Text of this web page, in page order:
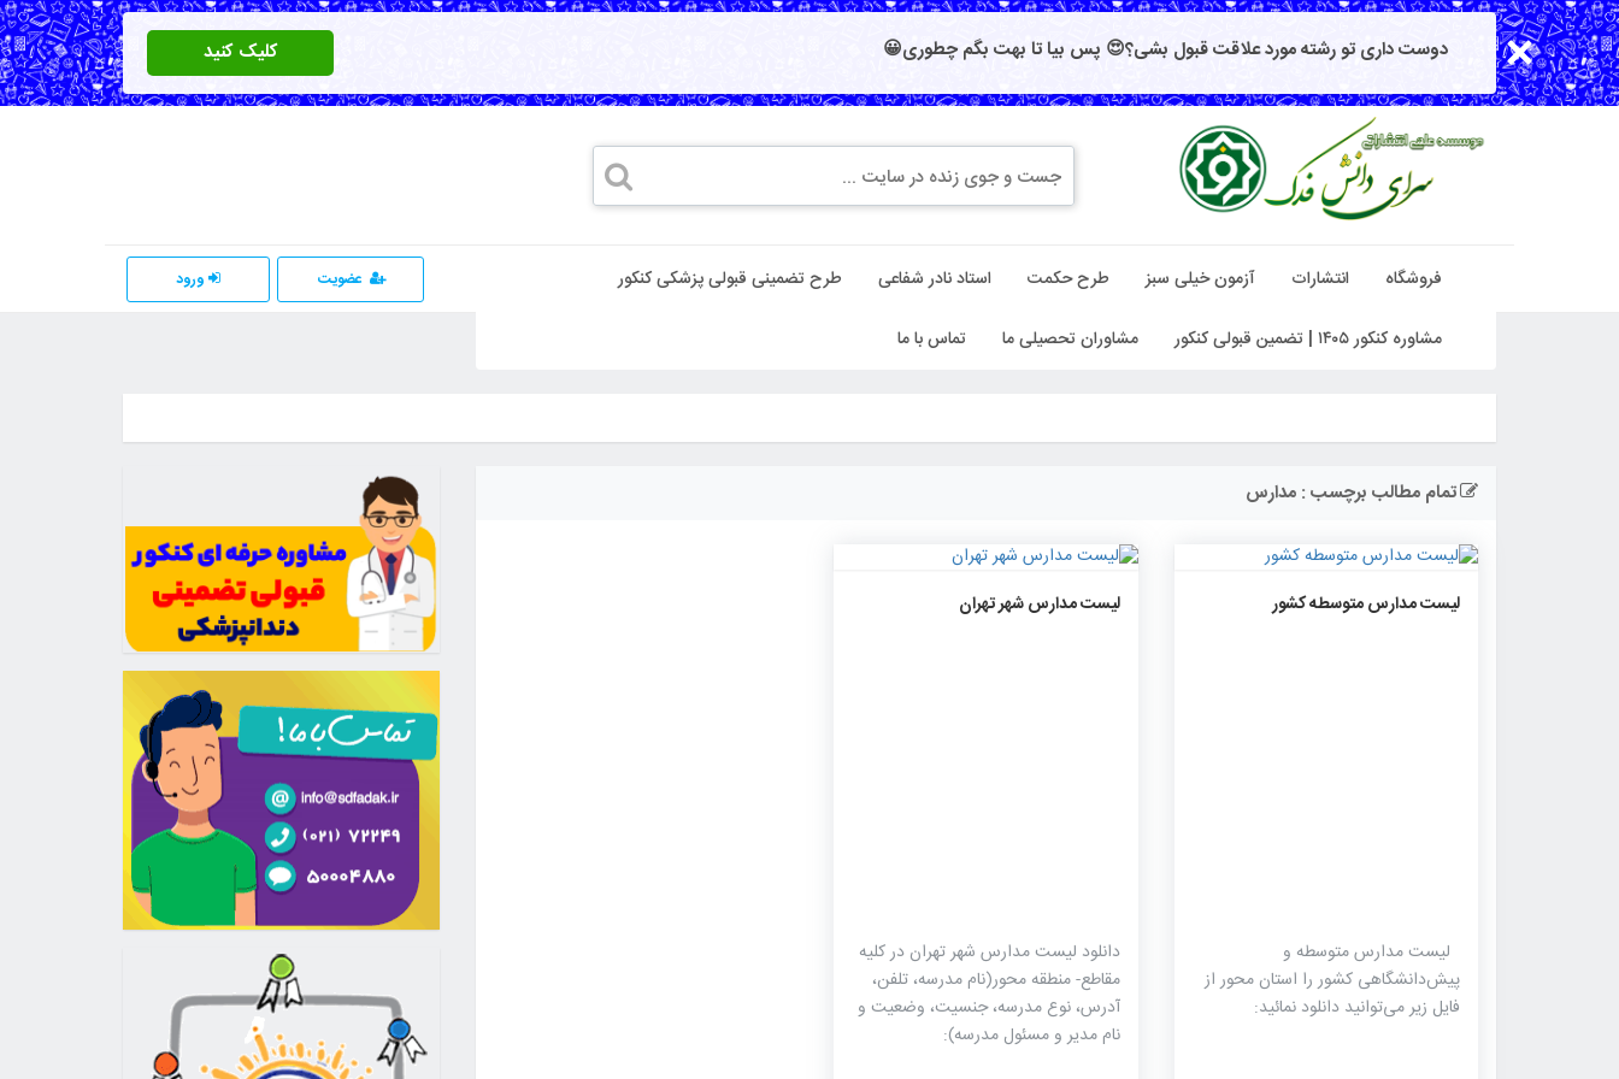
دوست داری تو رشته مورد علاقت قبول بشی؟😍 پس بیا تا بهت بگم چطوری😀 کلیک کنید
فروشگاه انتشارات آزمون خیلی سبز طرح حکمت استاد نادر شفاعی طرح تضمینی قبولی پزشکی کنکور
مشاوره کنکور ۱۴۰۵ | تضمین قبولی کنکور مشاوران تحصیلی ما تماس با ما
عضویت ورود
تمام مطالب برچسب : مدارس
لیست مدارس متوسطه کشور
لیست مدارس متوسطه و
پیش‌دانشگاهی کشور را استان محور از
فایل زیر می‌توانید دانلود نمائید:
لیست مدارس شهر تهران
دانلود لیست مدارس شهر تهران در کلیه
مقاطع- منطقه محور(نام مدرسه، تلفن،
آدرس، نوع مدرسه، جنسیت، وضعیت و
نام مدیر و مسئول مدرسه):